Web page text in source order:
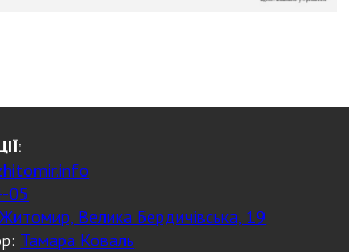
05
Велика Бердичівська, 19
Тамара Коваль